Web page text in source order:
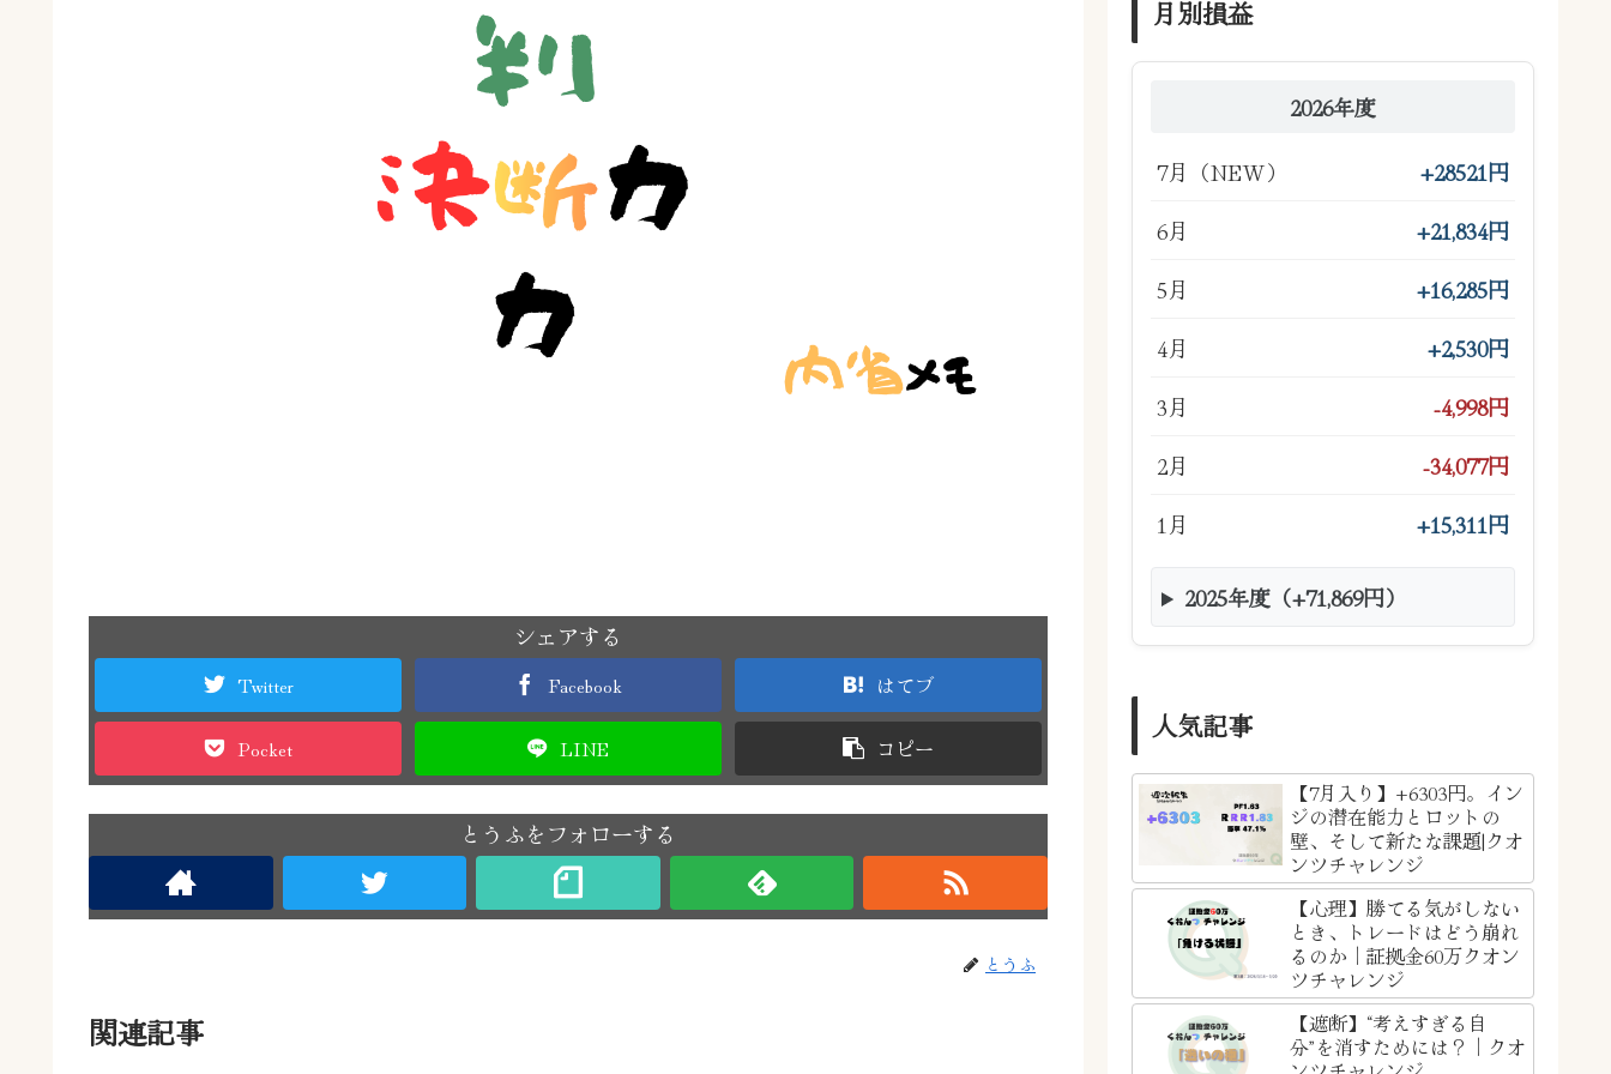
シェアする
Twitter Facebook はてブ
Pocket LINE コピー
とうふをフォローする
とうふ
関連記事
月別損益
2026年度
7月（NEW）
+28521円
6月
+21,834円
5月
+16,285円
4月
+2,530円
3月
-4,998円
2月
-34,077円
1月
+15,311円
2025年度（+71,869円）
人気記事
【7月入り】+6303円。イン
ジの潜在能力とロットの
壁、そして新たな課題|クオ
ンツチャレンジ
【心理】勝てる気がしない
とき、トレードはどう崩れ
るのか｜証拠金60万クオン
ツチャレンジ
【遮断】“考えすぎる自
分”を消すためには？｜クオ